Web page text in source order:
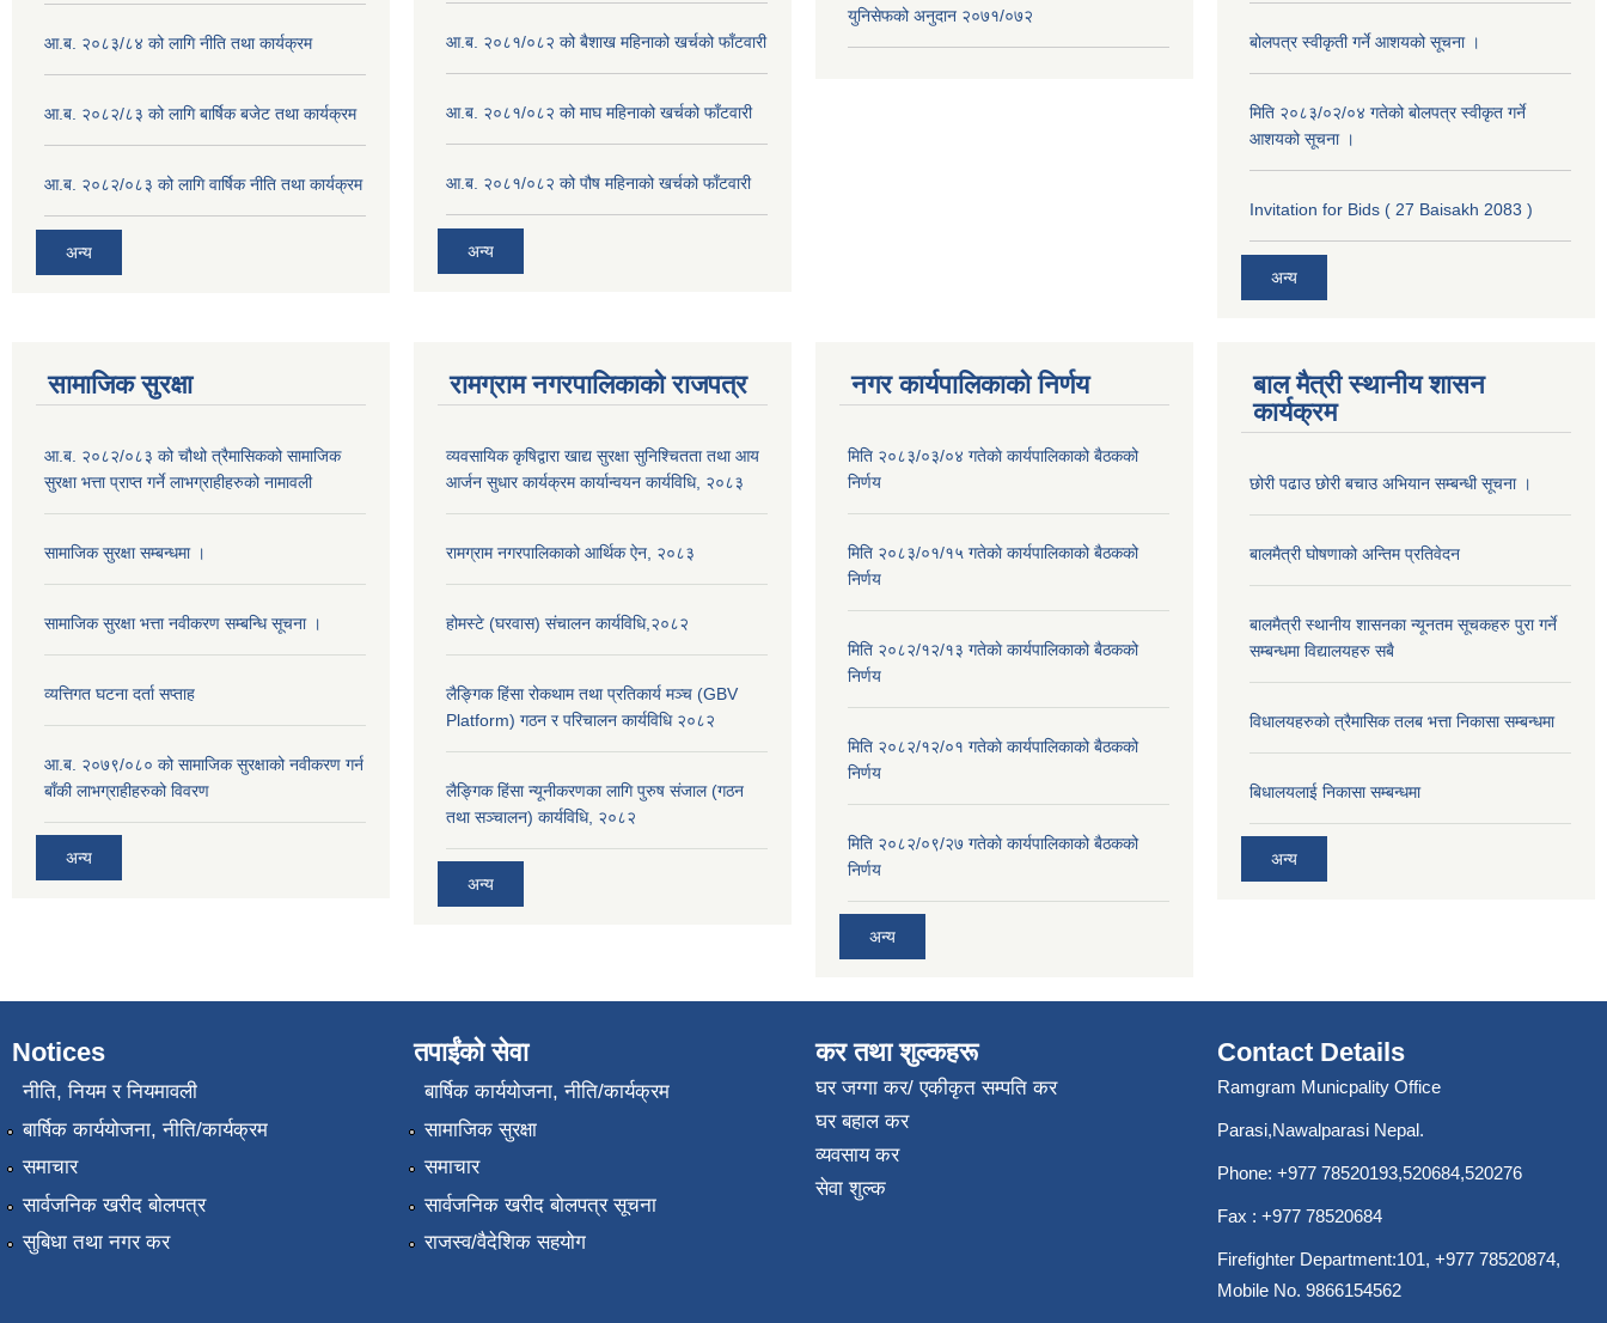
आ.ब. २०८३/८४ को लागि नीति तथा कार्यक्रम
आ.ब. २०८२/८३ को लागि बार्षिक बजेट तथा कार्यक्रम
आ.ब. २०८२/०८३ को लागि वार्षिक नीति तथा कार्यक्रम
अन्य
आ.ब. २०८१/०८२ को बैशाख महिनाको खर्चको फाँटवारी
आ.ब. २०८१/०८२ को माघ महिनाको खर्चको फाँटवारी
आ.ब. २०८१/०८२ को पौष महिनाको खर्चको फाँटवारी
अन्य
युनिसेफको अनुदान २०७१/०७२
बोलपत्र स्वीकृती गर्ने आशयको सूचना ।
मिति २०८३/०२/०४ गतेको बोलपत्र स्वीकृत गर्ने
आशयको सूचना ।
Invitation for Bids ( 27 Baisakh 2083 )
अन्य
सामाजिक सुरक्षा
आ.ब. २०८२/०८३ को चौथो त्रैमासिकको सामाजिक
सुरक्षा भत्ता प्राप्त गर्ने लाभग्राहीहरुको नामावली
सामाजिक सुरक्षा सम्बन्धमा ।
सामाजिक सुरक्षा भत्ता नवीकरण सम्बन्धि सूचना ।
व्यत्तिगत घटना दर्ता सप्ताह
आ.ब. २०७९/०८० को सामाजिक सुरक्षाको नवीकरण गर्न
बाँकी लाभग्राहीहरुको विवरण
अन्य
रामग्राम नगरपालिकाको राजपत्र
व्यवसायिक कृषिद्वारा खाद्य सुरक्षा सुनिश्चितता तथा आय
आर्जन सुधार कार्यक्रम कार्यान्वयन कार्यविधि, २०८३
रामग्राम नगरपालिकाको आर्थिक ऐन, २०८३
होमस्टे (घरवास) संचालन कार्यविधि,२०८२
लैङ्गिक हिंसा रोकथाम तथा प्रतिकार्य मञ्च (GBV
Platform) गठन र परिचालन कार्यविधि २०८२
लैङ्गिक हिंसा न्यूनीकरणका लागि पुरुष संजाल (गठन
तथा सञ्चालन) कार्यविधि, २०८२
अन्य
नगर कार्यपालिकाको निर्णय
मिति २०८३/०३/०४ गतेकाे कार्यपालिकाको बैठकको
निर्णय
मिति २०८३/०१/१५ गतेकाे कार्यपालिकाको बैठकको
निर्णय
मिति २०८२/१२/१३ गतेकाे कार्यपालिकाको बैठकको
निर्णय
मिति २०८२/१२/०१ गतेकाे कार्यपालिकाको बैठकको
निर्णय
मिति २०८२/०९/२७ गतेकाे कार्यपालिकाको बैठकको
निर्णय
अन्य
बाल मैत्री स्थानीय शासन
कार्यक्रम
छोरी पढाउ छोरी बचाउ अभियान सम्बन्धी सूचना ।
बालमैत्री घोषणाको अन्तिम प्रतिवेदन
बालमैत्री स्थानीय शासनका न्यूनतम सूचकहरु पुरा गर्ने
सम्बन्धमा विद्यालयहरु सबै
विधालयहरुकाे त्रैमासिक तलब भत्ता निकासा सम्बन्धमा
बिधालयलाई निकासा सम्बन्धमा
अन्य
Notices
नीति, नियम र नियमावली
बार्षिक कार्ययोजना, नीति/कार्यक्रम
समाचार
सार्वजनिक खरीद बोलपत्र
सुबिधा तथा नगर कर
तपाईंको सेवा
बार्षिक कार्ययोजना, नीति/कार्यक्रम
सामाजिक सुरक्षा
समाचार
सार्वजनिक खरीद बोलपत्र सूचना
राजस्व/वैदेशिक सहयोग
कर तथा शुल्कहरू
घर जग्गा कर/ एकीकृत सम्पति कर
घर बहाल कर
व्यवसाय कर
सेवा शुल्क
Contact Details
Ramgram Municpality Office
Parasi,Nawalparasi Nepal.
Phone: +977 78520193,520684,520276
Fax : +977 78520684
Firefighter Department:101, +977 78520874,
Mobile No. 9866154562